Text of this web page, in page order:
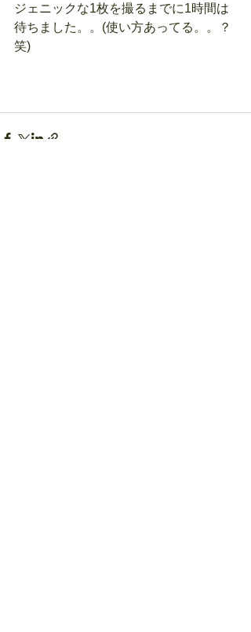
ジェニックな1枚を撮るまでに1時間は
待ちました。。(使い方あってる。。？
笑)